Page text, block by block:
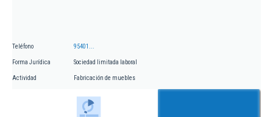
Teléfono 95401...
Forma Jurídica Sociedad limitada laboral
Actividad Fabricación de muebles